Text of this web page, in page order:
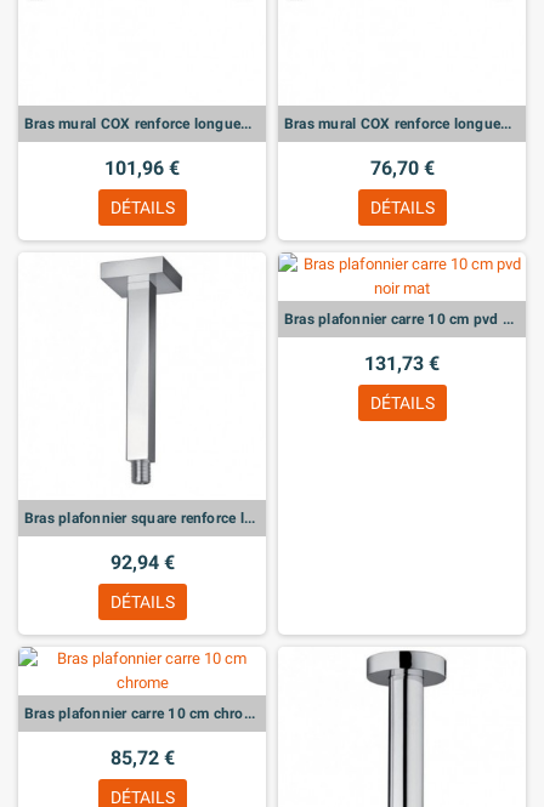
Bras mural COX renforce longueur 400 mm
101,96 €
DÉTAILS
Bras mural COX renforce longueur 300 mm
76,70 €
DÉTAILS
Bras plafonnier square renforce longueur 200 mm
92,94 €
DÉTAILS
Bras plafonnier carre 10 cm pvd noir mat
131,73 €
DÉTAILS
Bras plafonnier carre 10 cm chrome
85,72 €
DÉTAILS